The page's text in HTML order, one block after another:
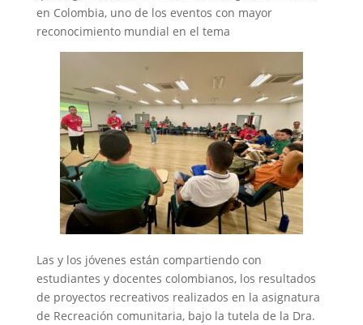
en Colombia, uno de los eventos con mayor
reconocimiento mundial en el tema
Las y los jóvenes están compartiendo con
estudiantes y docentes colombianos, los resultados
de proyectos recreativos realizados en la asignatura
de Recreación comunitaria, bajo la tutela de la Dra.